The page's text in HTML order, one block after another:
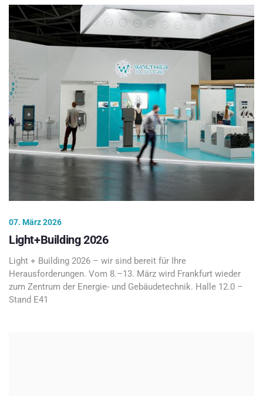
07. März 2026
Light+Building 2026
Light + Building 2026 – wir sind bereit für Ihre
Herausforderungen. Vom 8.–13. März wird Frankfurt wieder
zum Zentrum der Energie- und Gebäudetechnik. Halle 12.0 –
Stand E41